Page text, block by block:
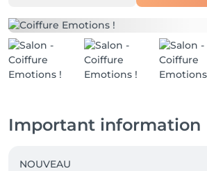
Important information
NOUVEAU